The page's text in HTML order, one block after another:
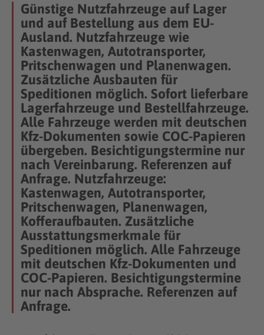
Günstige Nutzfahrzeuge auf Lager
und auf Bestellung aus dem EU-
Ausland. Nutzfahrzeuge wie
Kastenwagen, Autotransporter,
Pritschenwagen und Planenwagen.
Zusätzliche Ausbauten für
Speditionen möglich. Sofort lieferbare
Lagerfahrzeuge und Bestellfahrzeuge.
Alle Fahrzeuge werden mit deutschen
Kfz-Dokumenten sowie COC-Papieren
übergeben. Besichtigungstermine nur
nach Vereinbarung. Referenzen auf
Anfrage. Nutzfahrzeuge:
Kastenwagen, Autotransporter,
Pritschenwagen, Planenwagen,
Kofferaufbauten. Zusätzliche
Ausstattungsmerkmale für
Speditionen möglich. Alle Fahrzeuge
mit deutschen Kfz-Dokumenten und
COC-Papieren. Besichtigungstermine
nur nach Absprache. Referenzen auf
Anfrage.